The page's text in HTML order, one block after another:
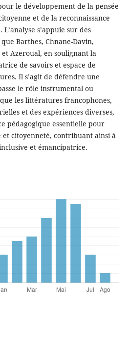
le développement de la pensée
et de la reconnaissance
s’appuie sur des
Barthes, Chnane-Davin,
Azeroual, en soulignant la
de savoirs et espace de
Il s’agit de défendre une
le rôle instrumental ou
les littératures francophones,
et des expériences diverses,
pédagogique essentielle pour
citoyenneté, contribuant ainsi à
et émancipatrice.